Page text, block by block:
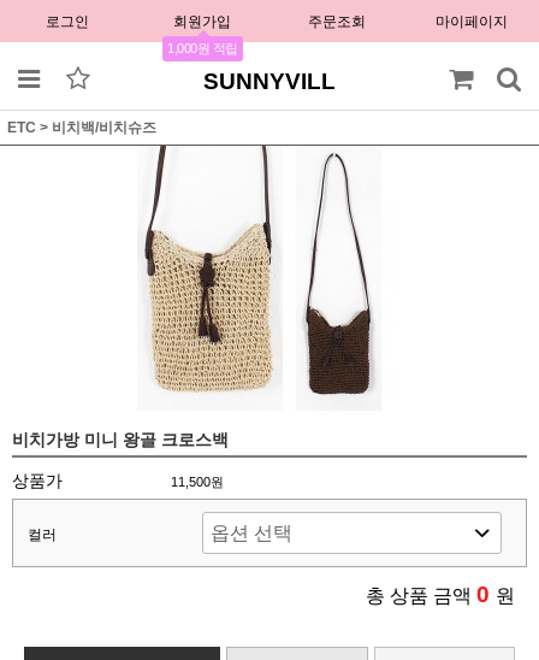
로그인 회원가입
1,000원 적립
주문조회 마이페이지
SUNNYVILL
ETC > 비치백/비치슈즈
비치가방 미니 왕골 크로스백
상품가 11,500원
컬러
총 상품 금액 0 원